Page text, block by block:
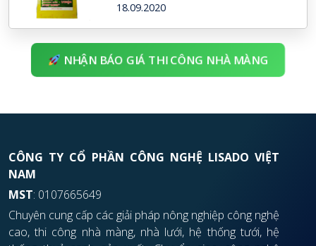
18.09.2020
NHẬN BÁO GIÁ THI CÔNG NHÀ MÀNG
CÔNG TY CỔ PHẦN CÔNG NGHỆ LISADO VIỆT
NAM
MST: 0107665649
Chuyên cung cấp các giải pháp nông nghiệp công nghệ
cao, thi công nhà màng, nhà lưới, hệ thống tưới, hệ